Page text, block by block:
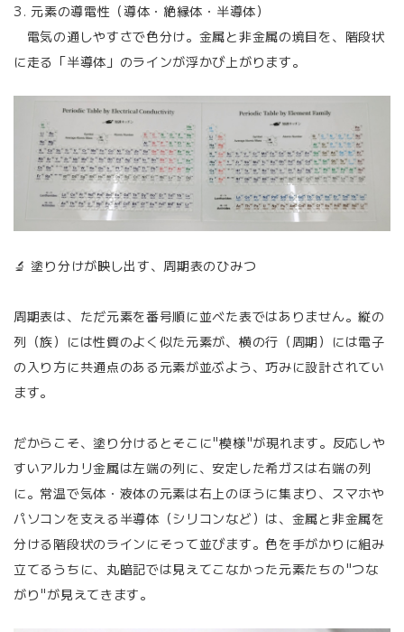
3. 元素の導電性（導体・絶縁体・半導体）
電気の通しやすさで色分け。金属と非金属の境目を、階段状
に走る「半導体」のラインが浮かび上がります。
🔬 塗り分けが映し出す、周期表のひみつ
周期表は、ただ元素を番号順に並べた表ではありません。縦の
列（族）には性質のよく似た元素が、横の行（周期）には電子
の入り方に共通点のある元素が並ぶよう、巧みに設計されてい
ます。
だからこそ、塗り分けるとそこに"模様"が現れます。反応しや
すいアルカリ金属は左端の列に、安定した希ガスは右端の列
に。常温で気体・液体の元素は右上のほうに集まり、スマホや
パソコンを支える半導体（シリコンなど）は、金属と非金属を
分ける階段状のラインにそって並びます。色を手がかりに組み
立てるうちに、丸暗記では見えてこなかった元素たちの"つな
がり"が見えてきます。